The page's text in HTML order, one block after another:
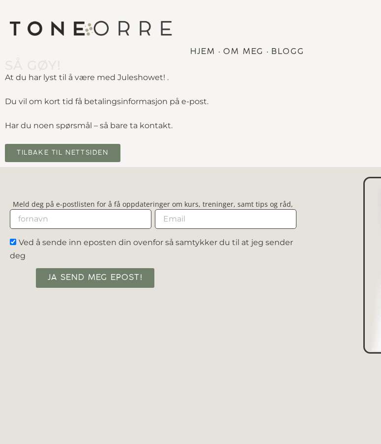
HJEM OM MEG BLOGG
At du har lyst til å være med Juleshowet! .
Du vil om kort tid få betalingsinformasjon på e-post.
Har du noen spørsmål – så bare ta kontakt.
TILBAKE TIL NETTSIDEN
Meld deg på e-postlisten for å få oppdateringer om kurs, treninger, samt tips og råd,
Ved å sende inn eposten din ovenfor så samtykker du til at jeg sender
deg
JA SEND MEG EPOST!